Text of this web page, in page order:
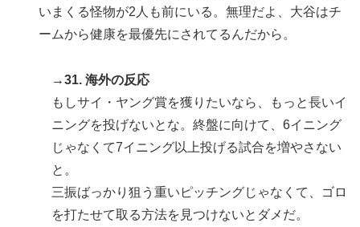
いまくる怪物が2人も前にいる。無理だよ、大谷はチ
ームから健康を最優先にされてるんだから。
→31. 海外の反応
もしサイ・ヤング賞を獲りたいなら、もっと長いイ
ニングを投げないとな。終盤に向けて、6イニング
じゃなくて7イニング以上投げる試合を増やさない
と。
三振ばっかり狙う重いピッチングじゃなくて、ゴロ
を打たせて取る方法を見つけないとダメだ。